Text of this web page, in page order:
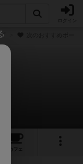
カフェ